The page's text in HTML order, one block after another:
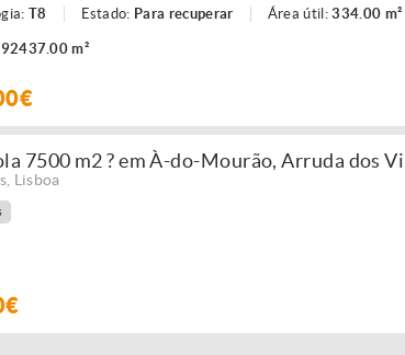
T8 Estado: Para recuperar Área útil:334.00 m²
92437.00 m²
7500 m2 ? em À-do-Mourão, Arruda dos
, Lisboa